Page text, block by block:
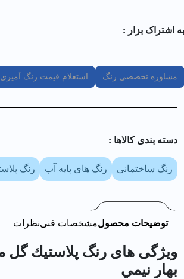
به اشتراک بزار :
مشاوره تخصصی رنگ استعلام قیمت رنگ آمیزی
دسته بندی کالا‌ها :
رنگ ساختمانی رنگ های پایه آب رنگ
توضیحات محصولمشخصات فنینظرات
ویژگی های رنگ پلاستيك
بهار نيمي